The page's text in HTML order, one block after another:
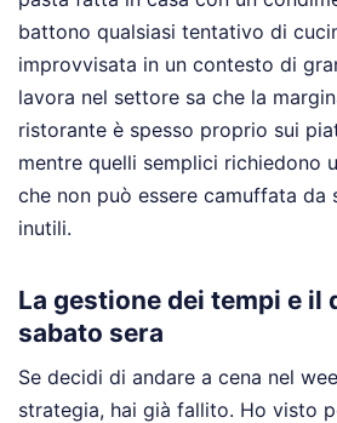
battono qualsiasi tentativo di
improvvisata in un contesto di
lavora nel settore sa che la
ristorante è spesso proprio sui
mentre quelli semplici richiedono
che non può essere camuffata da
inutili.
La gestione dei tempi e il
sabato sera
Se decidi di andare a cena nel
strategia, hai già fallito. Ho visto